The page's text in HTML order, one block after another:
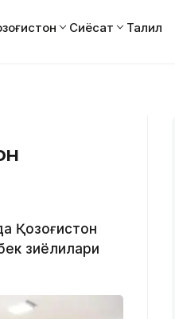
Сиёсат Таҳлил
Қозоғистон
зиёлилари